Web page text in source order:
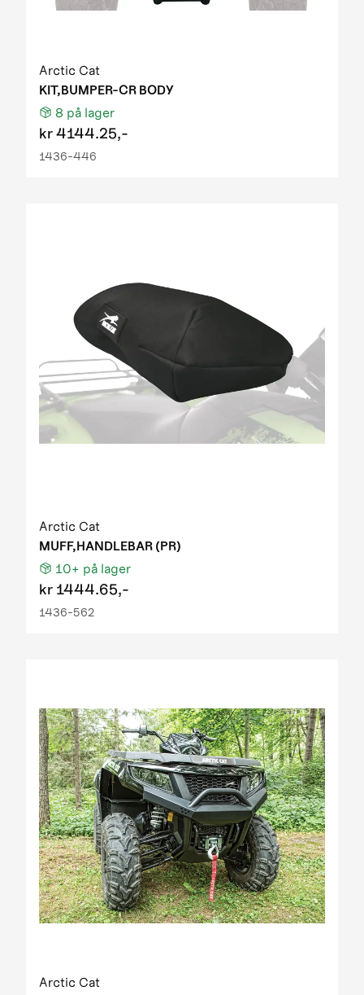
Arctic Cat
KIT,BUMPER-CR BODY
8 på lager
kr4144.25,-
1436-446
Arctic Cat
MUFF,HANDLEBAR (PR)
10+ på lager
kr 1444.65,-
1436-562
Arctic Cat